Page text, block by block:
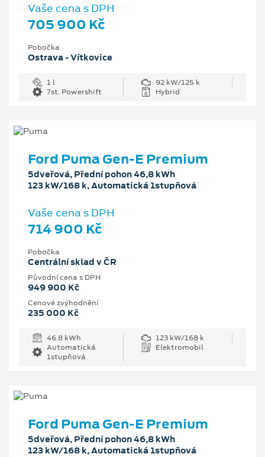
Vaše cena s DPH
705 900 Kč
Pobočka
Ostrava - Vítkovice
1 l
92 kW/125 k
7st. Powershift
Hybrid
Ford Puma Gen-E Premium
5dveřová, Přední pohon 46,8 kWh
123 kW/168 k, Automatická 1stupňová
Vaše cena s DPH
714 900 Kč
Pobočka
Centrální sklad v ČR
Původní cena s DPH
949 900 Kč
Cenové zvýhodnění
235 000 Kč
46.8 kWh
123 kW/168 k
Automatická
1stupňová
Elektromobil
Ford Puma Gen-E Premium
5dveřová, Přední pohon 46,8 kWh
123 kW/168 k, Automatická 1stupňová